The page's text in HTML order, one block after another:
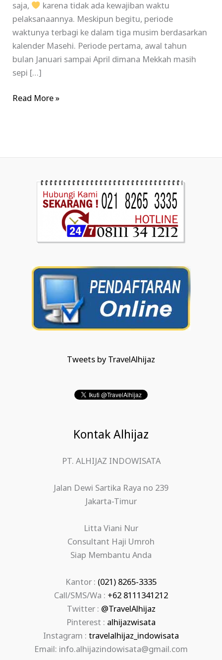
saja,
karena tidak ada kewajiban waktu
pelaksanaannya. Meskipun begitu, periode
waktunya terbagi ke dalam tiga musim berdasarkan
kalender Masehi. Periode pertama, awal tahun
bulan Januari sampai April dimana Mekkah masih
sepi […]
Read More »
Tweets by TravelAlhijaz
Kontak Alhijaz
PT. ALHIJAZ INDOWISATA
Jalan Dewi Sartika Raya no 239
Jakarta-Timur
Litta Viani Nur
Consultant Haji Umroh
Siap Membantu Anda
Kantor : (021) 8265-3335
Call/SMS/Wa : +62 8111341212
Twitter : @TravelAlhijaz
Pinterest : alhijazwisata
Instagram : travelalhijaz_indowisata
Email: info.alhijazindowisata@gmail.com